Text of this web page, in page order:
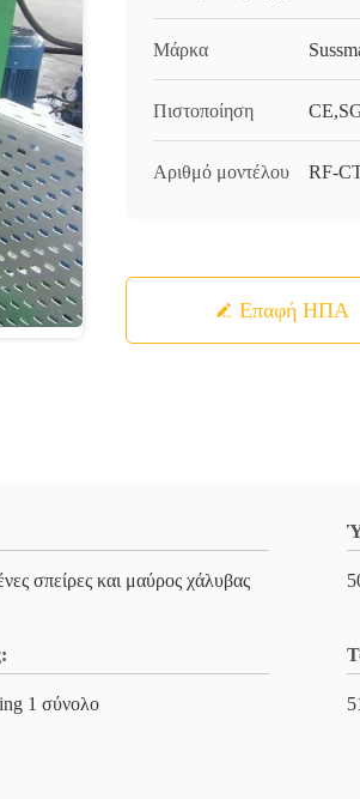
Μάρκα
Πιστοποίηση
Αριθμό μοντέλου RF-
Επαφή ΗΠΑ
σπείρες και μαύρος χάλυβας
1 σύνολο